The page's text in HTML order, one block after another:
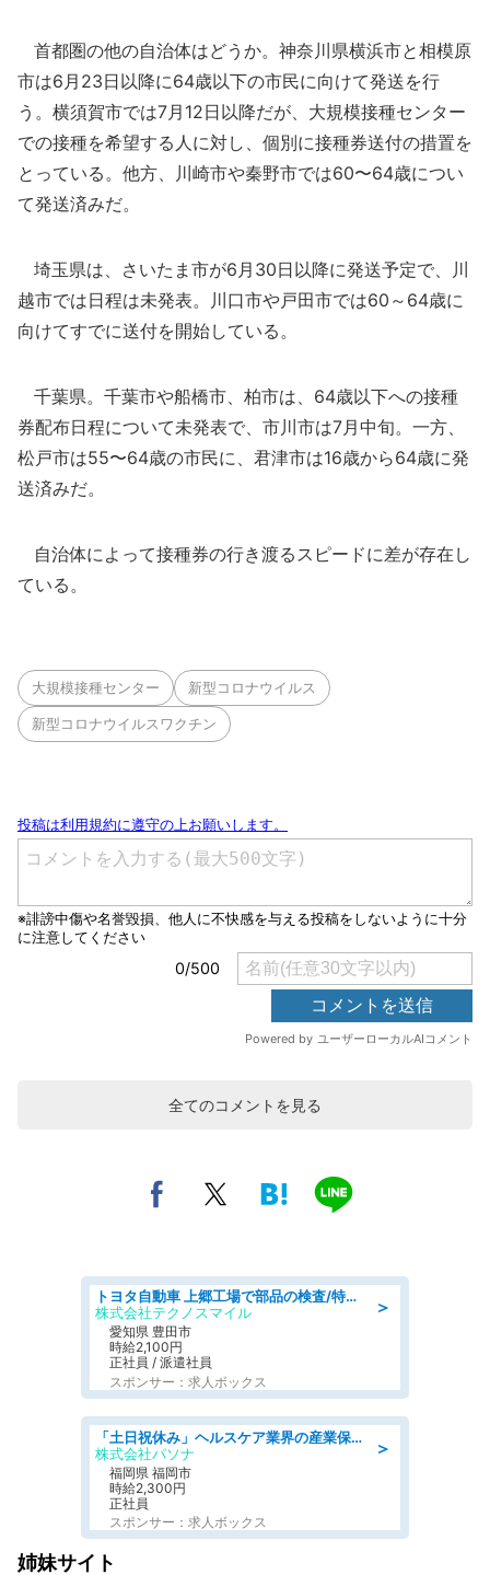
首都圏の他の自治体はどうか。神奈川県横浜市と相模原
市は6月23日以降に64歳以下の市民に向けて発送を行
う。横須賀市では7月12日以降だが、大規模接種センター
での接種を希望する人に対し、個別に接種券送付の措置を
とっている。他方、川崎市や秦野市では60〜64歳につい
て発送済みだ。
埼玉県は、さいたま市が6月30日以降に発送予定で、川
越市では日程は未発表。川口市や戸田市では60～64歳に
向けてすでに送付を開始している。
千葉県。千葉市や船橋市、柏市は、64歳以下への接種
券配布日程について未発表で、市川市は7月中旬。一方、
松戸市は55〜64歳の市民に、君津市は16歳から64歳に発
送済みだ。
自治体によって接種券の行き渡るスピードに差が存在し
ている。
大規模接種センター 新型コロナウイルス
新型コロナウイルスワクチン
全てのコメントを見る
＞
トヨタ自動車 上郷工場で部品の検査/特典168万/tutumi
株式会社テクノスマイル
愛知県 豊田市
時給2,100円
正社員 / 派遣社員
スポンサー：求人ボックス
＞
「土日祝休み」ヘルスケア業界の産業保健師/高時給/未経験OK/要資格:保健師、正看護師
株式会社パソナ
福岡県 福岡市
時給2,300円
正社員
スポンサー：求人ボックス
姉妹サイト